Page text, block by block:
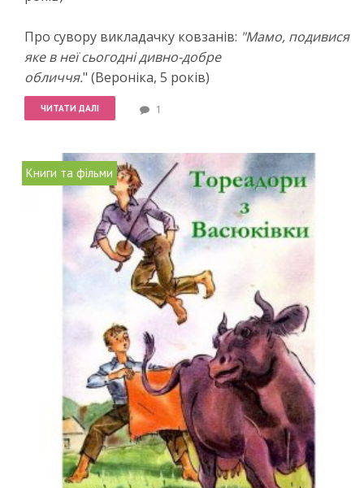
Про сувору викладачку ковзанів: "Мамо, подивися
яке в неї сьогодні дивно-добре
обличчя." (Вероніка, 5 років)
ЧИТАТИ ДАЛІ 1
Книги та фільми